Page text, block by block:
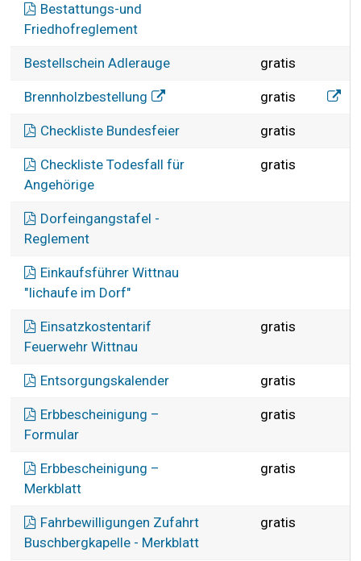
Bestattungs-und
Friedhofreglement
Bestellschein Adlerauge gratis
Brennholzbestellung gratis
Checkliste Bundesfeier gratis
Checkliste Todesfall für
Angehörige
gratis
Dorfeingangstafel -
Reglement
Einkaufsführer Wittnau
"Iichaufe im Dorf"
Einsatzkostentarif
Feuerwehr Wittnau
gratis
Entsorgungskalender gratis
Erbbescheinigung –
Formular
gratis
Erbbescheinigung –
Merkblatt
gratis
Fahrbewilligungen Zufahrt
Buschbergkapelle - Merkblatt
gratis